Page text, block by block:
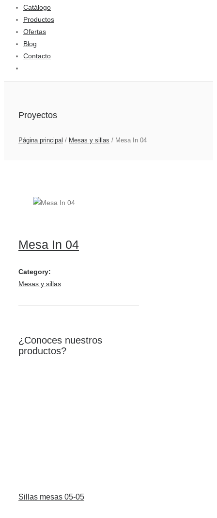
Catálogo
Productos
Ofertas
Blog
Contacto
Proyectos
Página principal / Mesas y sillas / Mesa In 04
Mesa In 04
Category:
Mesas y sillas
¿Conoces nuestros
productos?
Sillas mesas 05-05